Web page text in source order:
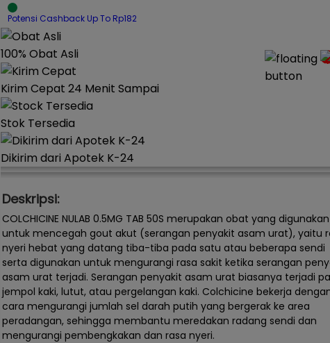
Potensi Cashback Up To Rp182
100% Obat Asli
Kirim Cepat 24 Menit Sampai
Stok Tersedia
Dikirim dari Apotek K-24
Deskripsi:
COLCHICINE NULAB 0.5MG TAB 50S merupakan obat yang digunakan
untuk mencegah gout akut (serangan penyakit asam urat), yaitu
nyeri hebat yang datang tiba-tiba pada satu atau beberapa sendi
serta digunakan untuk mengurangi rasa sakit ketika serangan
asam urat terjadi. Serangan penyakit asam urat biasanya terjadi
jempol kaki, lutut, atau pergelangan kaki. Colchicine bekerja
cara mengurangi jumlah sel darah putih yang bergerak ke area
peradangan, sehingga membantu meredakan radang sendi dan
mengurangi pembengkakan dan rasa nyeri.